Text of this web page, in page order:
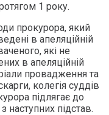
1 року.
прокурора, який
в апеляційній
які не
в апеляційній
провадження та
колегія суддів
підлягає до
наступних підстав.